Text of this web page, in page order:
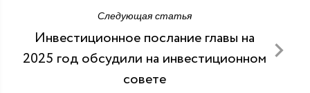
Следующая статья
Инвестиционное послание главы на
2025 год обсудили на инвестиционном
совете